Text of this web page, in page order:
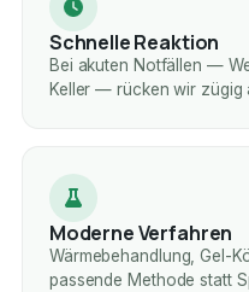
Schnelle Reaktion
Bei akuten Notfällen —
Keller — rücken wir zügig
Moderne Verfahren
Wärmebehandlung, Gel-
passende Methode statt